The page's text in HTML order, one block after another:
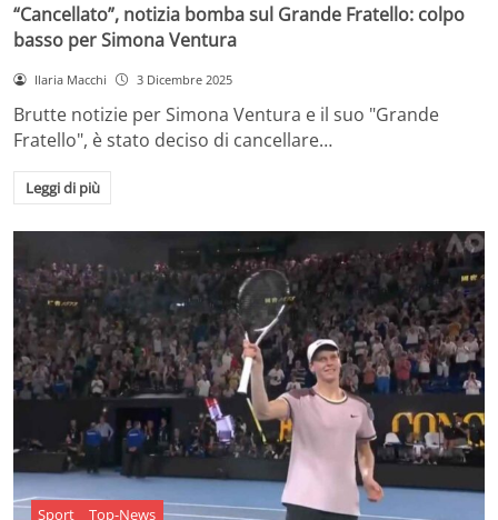
“Cancellato”, notizia bomba sul Grande Fratello: colpo
basso per Simona Ventura
Ilaria Macchi 3 Dicembre 2025
Brutte notizie per Simona Ventura e il suo "Grande
Fratello", è stato deciso di cancellare…
Leggi di più
Sport Top-News